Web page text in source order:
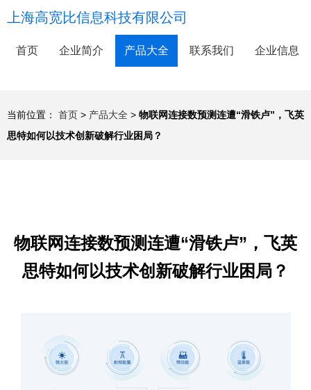
上海高宽比信息科技有限公司
首页 企业简介 产品大全 联系我们 企业信息
当前位置： 首页 > 产品大全 > 物联网连接数预测连遭“滑铁卢”，飞英
思特如何以技术创新破解行业困局？
物联网连接数预测连遭“滑铁卢”，飞英
思特如何以技术创新破解行业困局？